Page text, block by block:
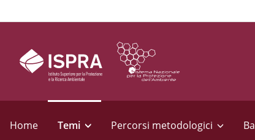
Home Temi Percorsi metodologici